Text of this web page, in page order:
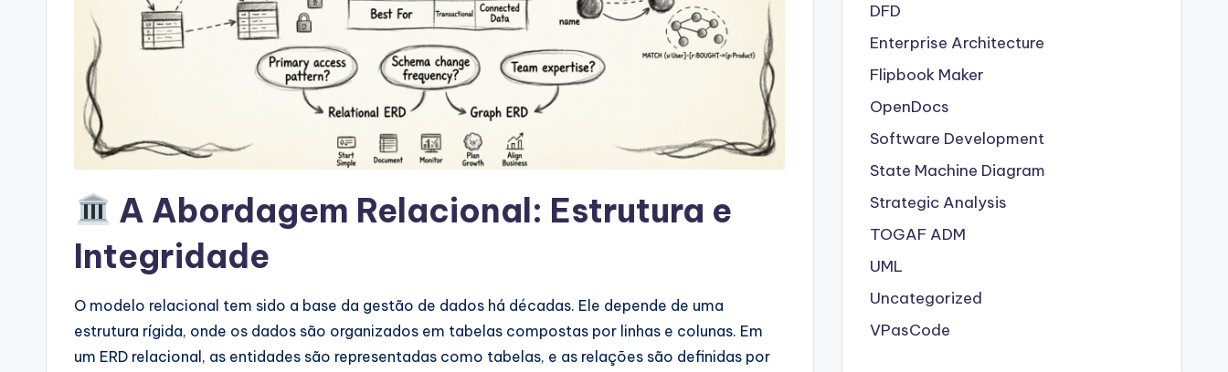
A Abordagem Relacional: Estrutura e
Integridade
O modelo relacional tem sido a base da gestão de dados há décadas. Ele depende de uma
estrutura rígida, onde os dados são organizados em tabelas compostas por linhas e colunas. Em
um ERD relacional, as entidades são representadas como tabelas, e as relações são definidas por
DFD
Enterprise Architecture
Flipbook Maker
OpenDocs
Software Development
State Machine Diagram
Strategic Analysis
TOGAF ADM
UML
Uncategorized
VPasCode